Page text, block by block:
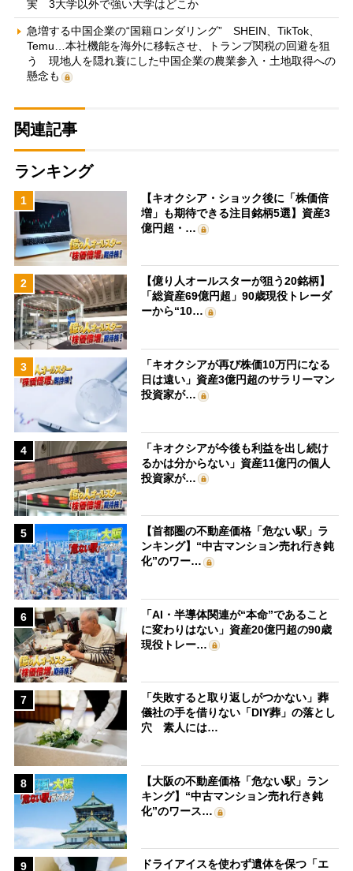
実 3大学以外で強い大学はどこか
急増する中国企業の“国籍ロンダリング” SHEIN、TikTok、
Temu…本社機能を海外に移転させ、トランプ関税の回避を狙
う 現地人を隠れ蓑にした中国企業の農業参入・土地取得への
懸念も
関連記事
ランキング
1
【キオクシア・ショック後に「株価倍
増」も期待できる注目銘柄5選】資産3
億円超・…
2
【億り人オールスターが狙う20銘柄】
「総資産69億円超」90歳現役トレーダ
ーから“10…
3
「キオクシアが再び株価10万円になる
日は遠い」資産3億円超のサラリーマン
投資家が…
4
「キオクシアが今後も利益を出し続け
るかは分からない」資産11億円の個人
投資家が…
5
【首都圏の不動産価格「危ない駅」ラ
ンキング】“中古マンション売れ行き鈍
化”のワー…
6
「AI・半導体関連が“本命”であること
に変わりはない」資産20億円超の90歳
現役トレー…
7
「失敗すると取り返しがつかない」葬
儀社の手を借りない「DIY葬」の落とし
穴 素人には…
8
【大阪の不動産価格「危ない駅」ラン
キング】“中古マンション売れ行き鈍
化”のワース…
9
ドライアイスを使わず遺体を保つ「エ